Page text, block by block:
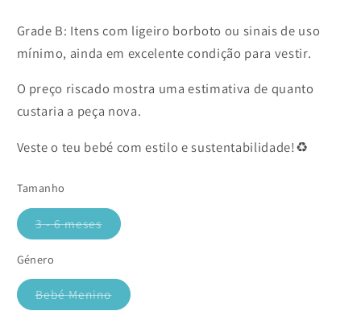
Grade B: Itens com ligeiro borboto ou sinais de uso
mínimo, ainda em excelente condição para vestir.
O preço riscado mostra uma estimativa de quanto
custaria a peça nova.
Veste o teu bebé com estilo e sustentabilidade!♻️
Tamanho
3 - 6 meses
Variante
Género
Bebé Menino
Variante